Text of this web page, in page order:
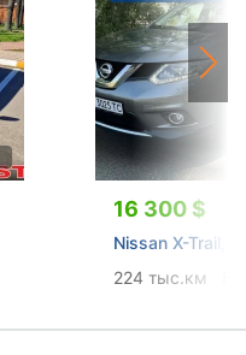
16 300 $
Nissan X-Trail,
224 тыс.км